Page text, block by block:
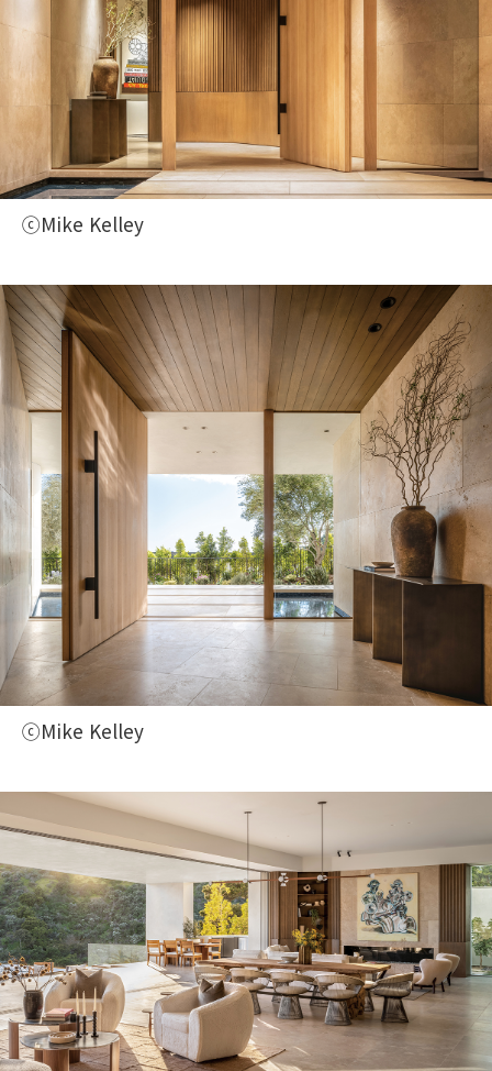
ⓒMike Kelley
ⓒMike Kelley